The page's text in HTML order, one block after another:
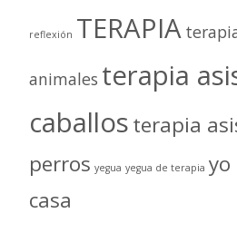
reflexión TERAPIA
animales terapia
caballosterapia
perros yegua yegua de terapia yo
casa